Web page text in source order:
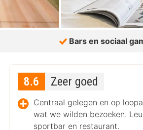
Bars en sociaal
8.6 Zeer goed
Centraal gelegen en op
wat we wilden bezoeken.
sportbar en restaurant.